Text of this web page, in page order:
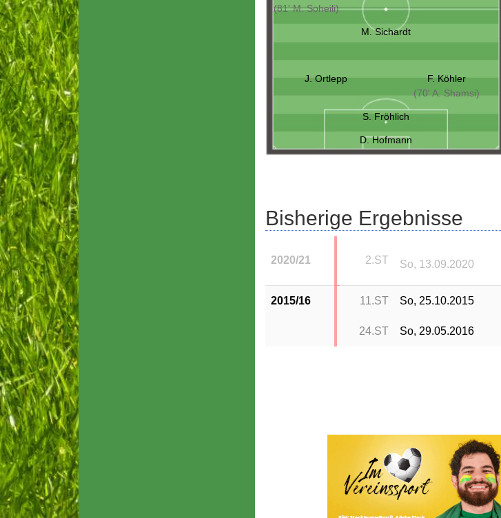
(81' M. Soheili)
M. Sichardt
J. Ortlepp
F. Köhler
(70' A. Shamsi)
S. Fröhlich
D. Hofmann
Bisherige Ergebnisse
2020/21 2.ST So, 13.09.2020
2015/16 11.ST So, 25.10.2015
24.ST So, 29.05.2016